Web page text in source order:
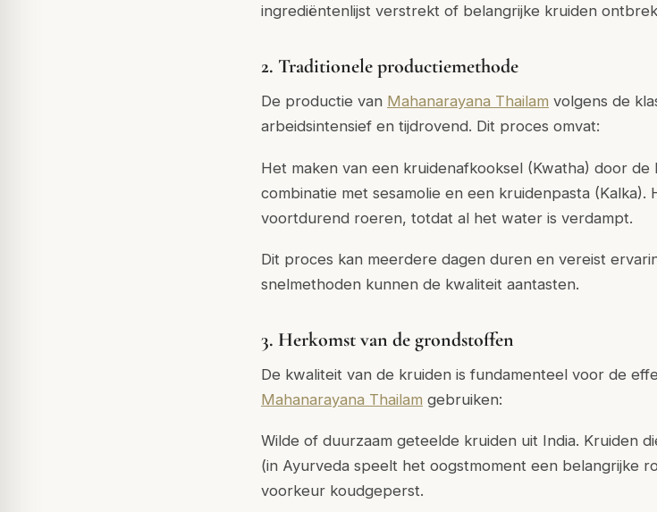
ingrediëntenlijst verstrekt of belangrijke kruiden
2. Traditionele productiemethode
De productie van Mahanarayana Thailam volgens de
arbeidsintensief en tijdrovend. Dit proces omvat:
Het maken van een kruidenafkooksel (Kwatha) door
combinatie met sesamolie en een kruidenpasta (Kalka).
voortdurend roeren, totdat al het water is verdampt.
Dit proces kan meerdere dagen duren en vereist
snelmethoden kunnen de kwaliteit aantasten.
3. Herkomst van de grondstoffen
De kwaliteit van de kruiden is fundamenteel voor de
Mahanarayana Thailam gebruiken:
Wilde of duurzaam geteelde kruiden uit India. Kruiden
(in Ayurveda speelt het oogstmoment een belangrijke
voorkeur koudgeperst.